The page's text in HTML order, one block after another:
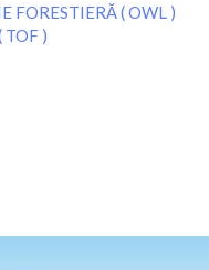
FORESTIERĂ ( OWL )
TOF )